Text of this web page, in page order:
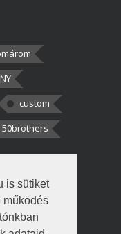
is sütiket
működés
custom
50brothers
két
hogy fél autót,